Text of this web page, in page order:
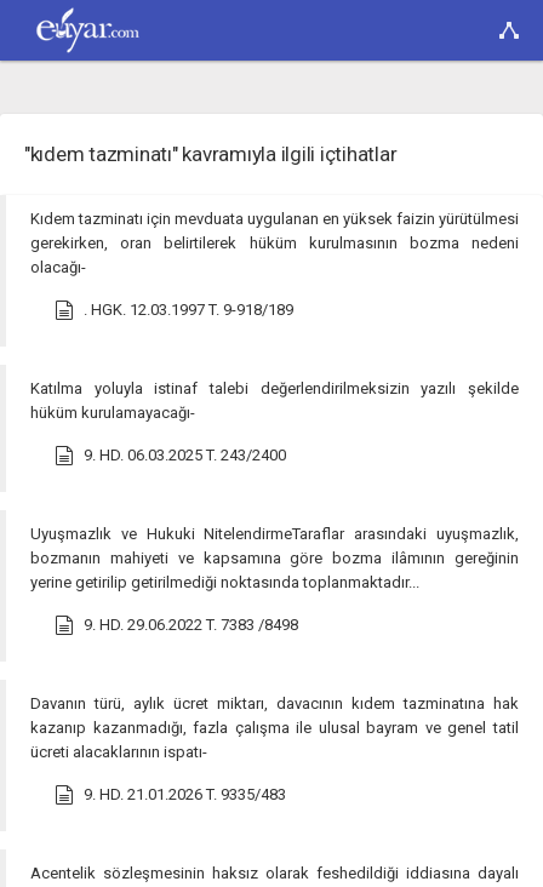
"kıdem tazminatı" kavramıyla ilgili içtihatlar
Kıdem tazminatı için mevduata uygulanan en yüksek faizin yürütülmesi
gerekirken, oran belirtilerek hüküm kurulmasının bozma nedeni
olacağı-
. HGK. 12.03.1997 T. 9-918/189
Katılma yoluyla istinaf talebi değerlendirilmeksizin yazılı şekilde
hüküm kurulamayacağı-
9. HD. 06.03.2025 T. 243/2400
Uyuşmazlık ve Hukuki NitelendirmeTaraflar arasındaki uyuşmazlık,
bozmanın mahiyeti ve kapsamına göre bozma ilâmının gereğinin
yerine getirilip getirilmediği noktasında toplanmaktadır...
9. HD. 29.06.2022 T. 7383 /8498
Davanın türü, aylık ücret miktarı, davacının kıdem tazminatına hak
kazanıp kazanmadığı, fazla çalışma ile ulusal bayram ve genel tatil
ücreti alacaklarının ispatı-
9. HD. 21.01.2026 T. 9335/483
Acentelik sözleşmesinin haksız olarak feshedildiği iddiasına dayalı